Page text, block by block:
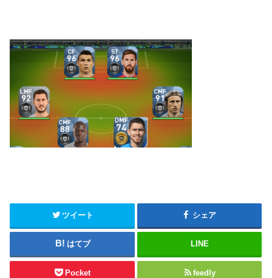
ツイート シェア
はてブ LINE
Pocket feedly